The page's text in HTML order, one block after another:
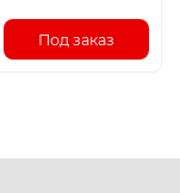
Под заказ